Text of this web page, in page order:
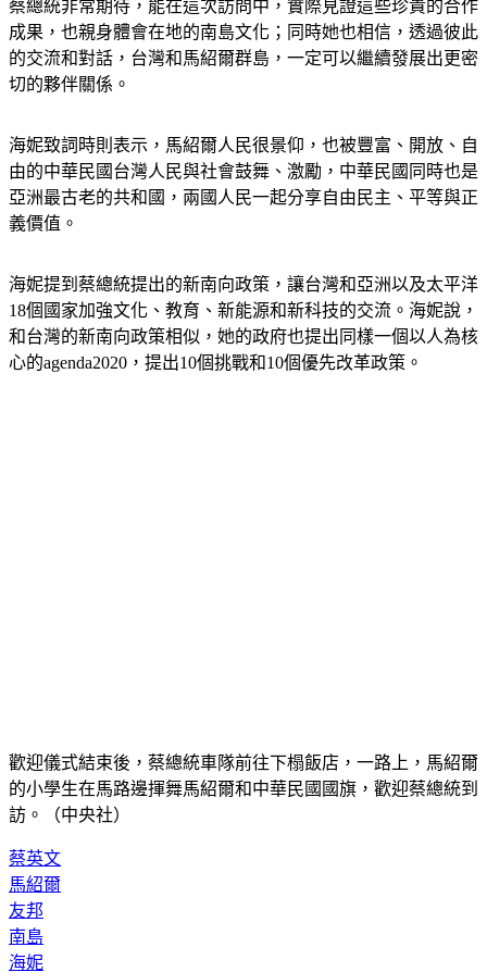
蔡總統非常期待，能在這次訪問中，實際見證這些珍貴的合作
成果，也親身體會在地的南島文化；同時她也相信，透過彼此
的交流和對話，台灣和馬紹爾群島，一定可以繼續發展出更密
切的夥伴關係。
海妮致詞時則表示，馬紹爾人民很景仰，也被豐富、開放、自
由的中華民國台灣人民與社會鼓舞、激勵，中華民國同時也是
亞洲最古老的共和國，兩國人民一起分享自由民主、平等與正
義價值。
海妮提到蔡總統提出的新南向政策，讓台灣和亞洲以及太平洋
18個國家加強文化、教育、新能源和新科技的交流。海妮說，
和台灣的新南向政策相似，她的政府也提出同樣一個以人為核
心的agenda2020，提出10個挑戰和10個優先改革政策。
歡迎儀式結束後，蔡總統車隊前往下榻飯店，一路上，馬紹爾
的小學生在馬路邊揮舞馬紹爾和中華民國國旗，歡迎蔡總統到
訪。（中央社）
蔡英文
馬紹爾
友邦
南島
海妮